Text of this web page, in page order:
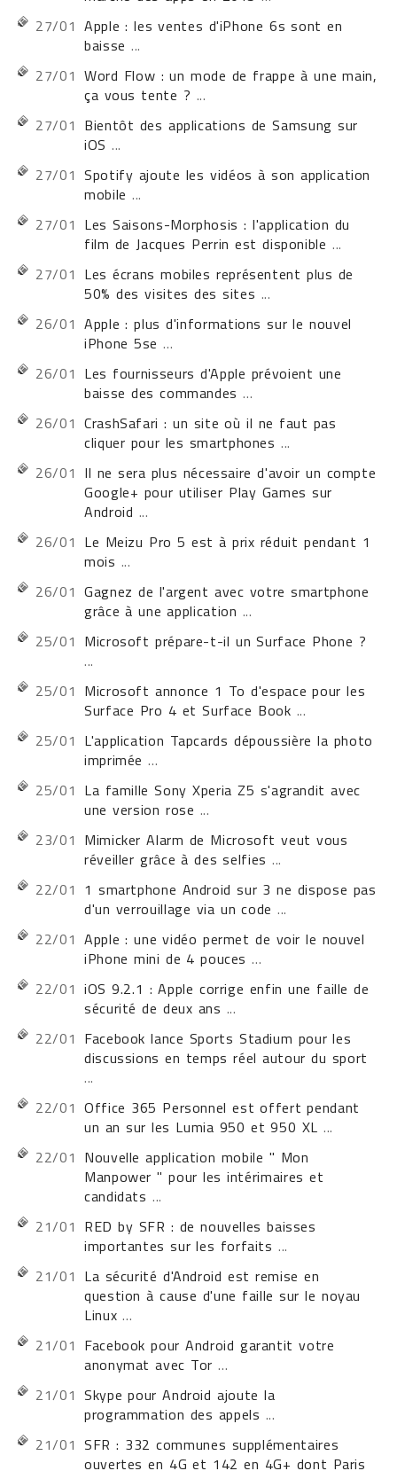
27/01 Apple : les ventes d'iPhone 6s sont en
baisse ...
27/01 Word Flow : un mode de frappe à une main,
ça vous tente ? ...
27/01 Bientôt des applications de Samsung sur
iOS ...
27/01 Spotify ajoute les vidéos à son application
mobile ...
27/01 Les Saisons-Morphosis : l'application du
film de Jacques Perrin est disponible ...
27/01 Les écrans mobiles représentent plus de
50% des visites des sites ...
26/01 Apple : plus d'informations sur le nouvel
iPhone 5se ...
26/01 Les fournisseurs d'Apple prévoient une
baisse des commandes ...
26/01 CrashSafari : un site où il ne faut pas
cliquer pour les smartphones ...
26/01 Il ne sera plus nécessaire d'avoir un compte
Google+ pour utiliser Play Games sur
Android ...
26/01 Le Meizu Pro 5 est à prix réduit pendant 1
mois ...
26/01 Gagnez de l'argent avec votre smartphone
grâce à une application ...
25/01 Microsoft prépare-t-il un Surface Phone ?
...
25/01 Microsoft annonce 1 To d'espace pour les
Surface Pro 4 et Surface Book ...
25/01 L'application Tapcards dépoussière la photo
imprimée ...
25/01 La famille Sony Xperia Z5 s'agrandit avec
une version rose ...
23/01 Mimicker Alarm de Microsoft veut vous
réveiller grâce à des selfies ...
22/01 1 smartphone Android sur 3 ne dispose pas
d'un verrouillage via un code ...
22/01 Apple : une vidéo permet de voir le nouvel
iPhone mini de 4 pouces ...
22/01 iOS 9.2.1 : Apple corrige enfin une faille de
sécurité de deux ans ...
22/01 Facebook lance Sports Stadium pour les
discussions en temps réel autour du sport
...
22/01 Office 365 Personnel est offert pendant
un an sur les Lumia 950 et 950 XL ...
22/01 Nouvelle application mobile " Mon
Manpower " pour les intérimaires et
candidats ...
21/01 RED by SFR : de nouvelles baisses
importantes sur les forfaits ...
21/01 La sécurité d'Android est remise en
question à cause d'une faille sur le noyau
Linux ...
21/01 Facebook pour Android garantit votre
anonymat avec Tor...
21/01 Skype pour Android ajoute la
programmation des appels ...
21/01 SFR : 332 communes supplémentaires
ouvertes en 4G et 142 en 4G+ dont Paris